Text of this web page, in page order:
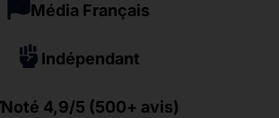
Média Français
Indépendant
Noté 4,9/5 (500+ avis)